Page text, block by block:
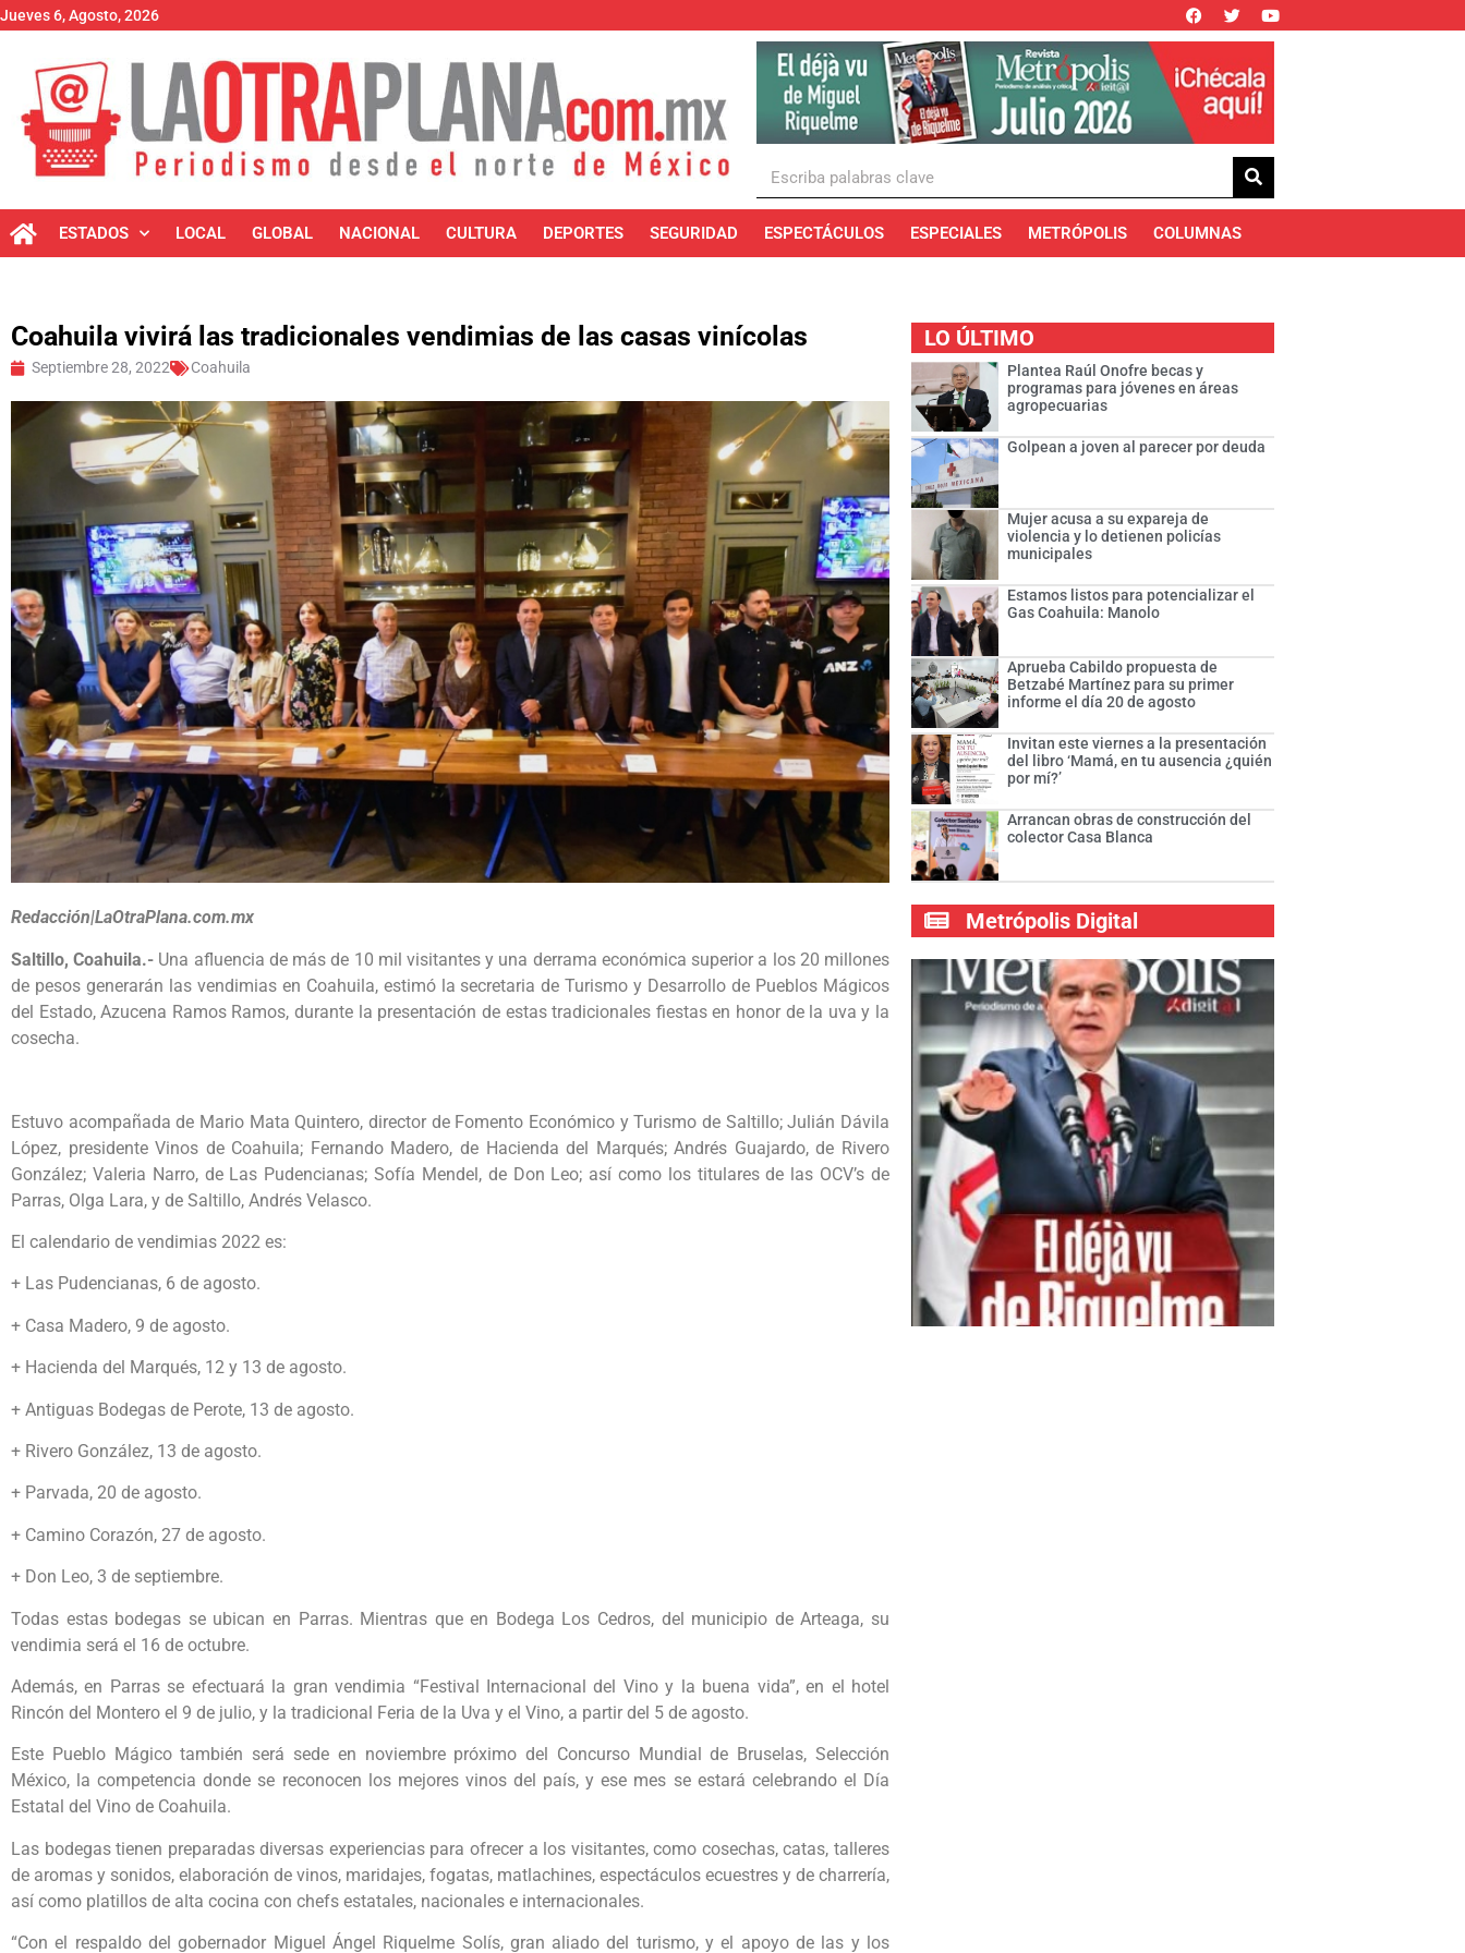
Jueves 6, Agosto, 2026
ESTADOS LOCAL GLOBAL NACIONAL CULTURA DEPORTES SEGURIDAD ESPECTÁCULOS ESPECIALES METRÓPOLIS COLUMNAS
Coahuila vivirá las tradicionales vendimias de las casas vinícolas
Septiembre 28, 2022 Coahuila
Redacción|LaOtraPlana.com.mx
Saltillo, Coahuila.- Una afluencia de más de 10 mil visitantes y una derrama económica superior a los 20 millones
de pesos generarán las vendimias en Coahuila, estimó la secretaria de Turismo y Desarrollo de Pueblos Mágicos
del Estado, Azucena Ramos Ramos, durante la presentación de estas tradicionales fiestas en honor de la uva y la
cosecha.
Estuvo acompañada de Mario Mata Quintero, director de Fomento Económico y Turismo de Saltillo; Julián Dávila
López, presidente Vinos de Coahuila; Fernando Madero, de Hacienda del Marqués; Andrés Guajardo, de Rivero
González; Valeria Narro, de Las Pudencianas; Sofía Mendel, de Don Leo; así como los titulares de las OCV’s de
Parras, Olga Lara, y de Saltillo, Andrés Velasco.
El calendario de vendimias 2022 es:
+ Las Pudencianas, 6 de agosto.
+ Casa Madero, 9 de agosto.
+ Hacienda del Marqués, 12 y 13 de agosto.
+ Antiguas Bodegas de Perote, 13 de agosto.
+ Rivero González, 13 de agosto.
+ Parvada, 20 de agosto.
+ Camino Corazón, 27 de agosto.
+ Don Leo, 3 de septiembre.
Todas estas bodegas se ubican en Parras. Mientras que en Bodega Los Cedros, del municipio de Arteaga, su
vendimia será el 16 de octubre.
Además, en Parras se efectuará la gran vendimia “Festival Internacional del Vino y la buena vida”, en el hotel
Rincón del Montero el 9 de julio, y la tradicional Feria de la Uva y el Vino, a partir del 5 de agosto.
Este Pueblo Mágico también será sede en noviembre próximo del Concurso Mundial de Bruselas, Selección
México, la competencia donde se reconocen los mejores vinos del país, y ese mes se estará celebrando el Día
Estatal del Vino de Coahuila.
Las bodegas tienen preparadas diversas experiencias para ofrecer a los visitantes, como cosechas, catas, talleres
de aromas y sonidos, elaboración de vinos, maridajes, fogatas, matlachines, espectáculos ecuestres y de charrería,
así como platillos de alta cocina con chefs estatales, nacionales e internacionales.
“Con el respaldo del gobernador Miguel Ángel Riquelme Solís, gran aliado del turismo, y el apoyo de las y los
LO ÚLTIMO
Plantea Raúl Onofre becas y
programas para jóvenes en áreas
agropecuarias
Golpean a joven al parecer por deuda
Mujer acusa a su expareja de
violencia y lo detienen policías
municipales
Estamos listos para potencializar el
Gas Coahuila: Manolo
Aprueba Cabildo propuesta de
Betzabé Martínez para su primer
informe el día 20 de agosto
Invitan este viernes a la presentación
del libro ‘Mamá, en tu ausencia ¿quién
por mí?’
Arrancan obras de construcción del
colector Casa Blanca
Metrópolis Digital